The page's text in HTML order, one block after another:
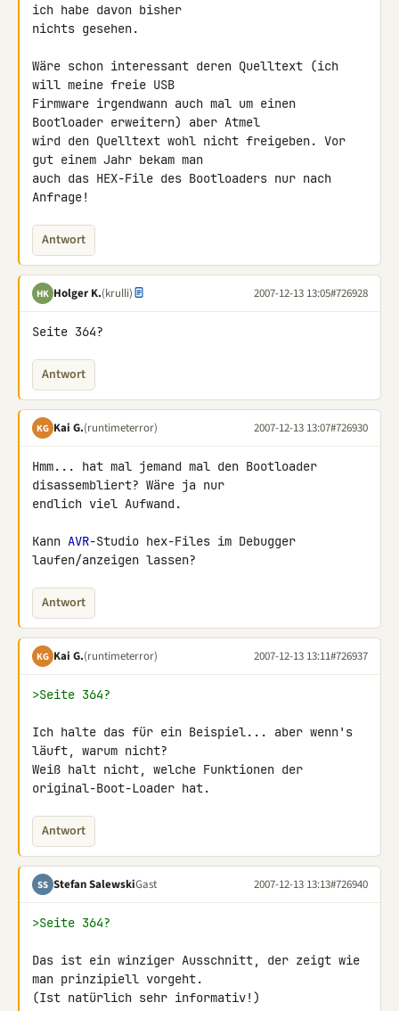
ich habe davon bisher
nichts gesehen.
Wäre schon interessant deren Quelltext (ich
will meine freie USB
Firmware irgendwann auch mal um einen
Bootloader erweitern) aber Atmel
wird den Quelltext wohl nicht freigeben. Vor
gut einem Jahr bekam man
auch das HEX-File des Bootloaders nur nach
Anfrage!
Antwort
HK Holger K.(krulli) 2007-12-13 13:05#726928
Seite 364?
Antwort
KG Kai G.(runtimeterror) 2007-12-13 13:07#726930
Hmm... hat mal jemand mal den Bootloader
disassembliert? Wäre ja nur
endlich viel Aufwand.
Kann AVR-Studio hex-Files im Debugger
laufen/anzeigen lassen?
Antwort
KG Kai G.(runtimeterror) 2007-12-13 13:11#726937
>Seite 364?
Ich halte das für ein Beispiel... aber wenn's
läuft, warum nicht?
Weiß halt nicht, welche Funktionen der
original-Boot-Loader hat.
Antwort
SS Stefan SalewskiGast 2007-12-13 13:13#726940
>Seite 364?
Das ist ein winziger Ausschnitt, der zeigt wie
man prinzipiell vorgeht.
(Ist natürlich sehr informativ!)